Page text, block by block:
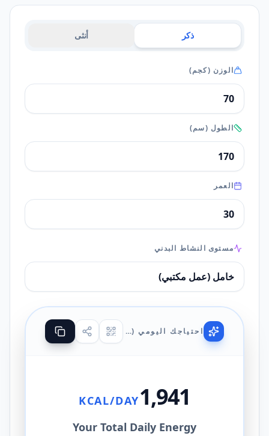
ذكر أنثى
الوزن (كجم)
الطول (سم)
العمر
مستوى النشاط البدني
احتياجك اليومي (TDEE)
1,941
KCAL/DAY
Your Total Daily Energy